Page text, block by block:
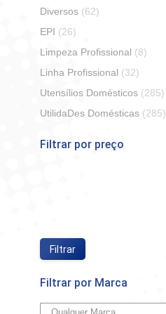
Diversos (62)
EPI (26)
Limpeza Profissional (8)
Linha Profissional (32)
Utensílios Domésticos (285)
UtilidaDes Domésticas (285)
Filtrar por preço
Filtrar
Filtrar por Marca